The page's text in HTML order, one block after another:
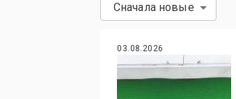
Сначала новые
03.08.2026